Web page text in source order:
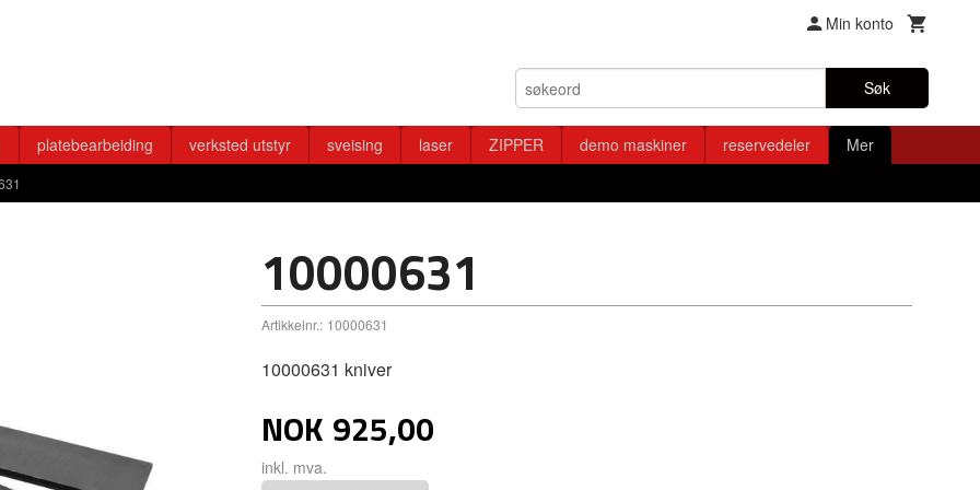
Min konto
Søk
platebearbeiding verksted utstyr sveising laser ZIPPER demo maskiner reservedeler Mer
10000631
Artikkelnr.: 10000631
10000631 kniver
NOK 925,00
inkl. mva.